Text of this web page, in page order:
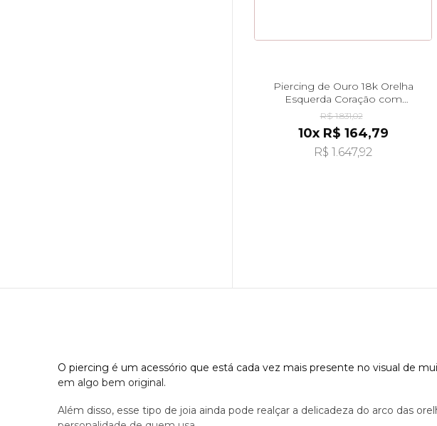
Piercing de Ouro 18k Orelha
Esquerda Coração com
Zircônias ac07895
R$ 1.831,02
10x R$ 164,79
R$ 1.647,92
O piercing é um acessório que está cada vez mais presente no visual de
em algo bem original.
Além disso, esse tipo de joia ainda pode realçar a delicadeza do arco das